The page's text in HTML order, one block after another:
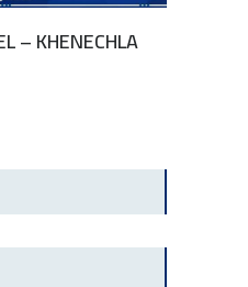
– KHENECHLA